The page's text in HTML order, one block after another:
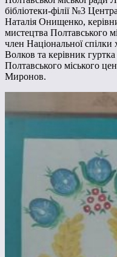
бібліотеки-філії №3
Наталія Онищенко,
мистецтва Полтавського
член Національної спілки
Волков та керівник
Полтавського міського
Миронов.